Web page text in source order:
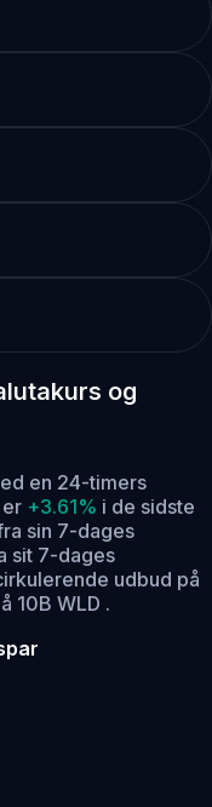
og
en 24-timers
+3.61% i de sidste
sin 7-dages
sit 7-dages
udbud på
10B WLD .